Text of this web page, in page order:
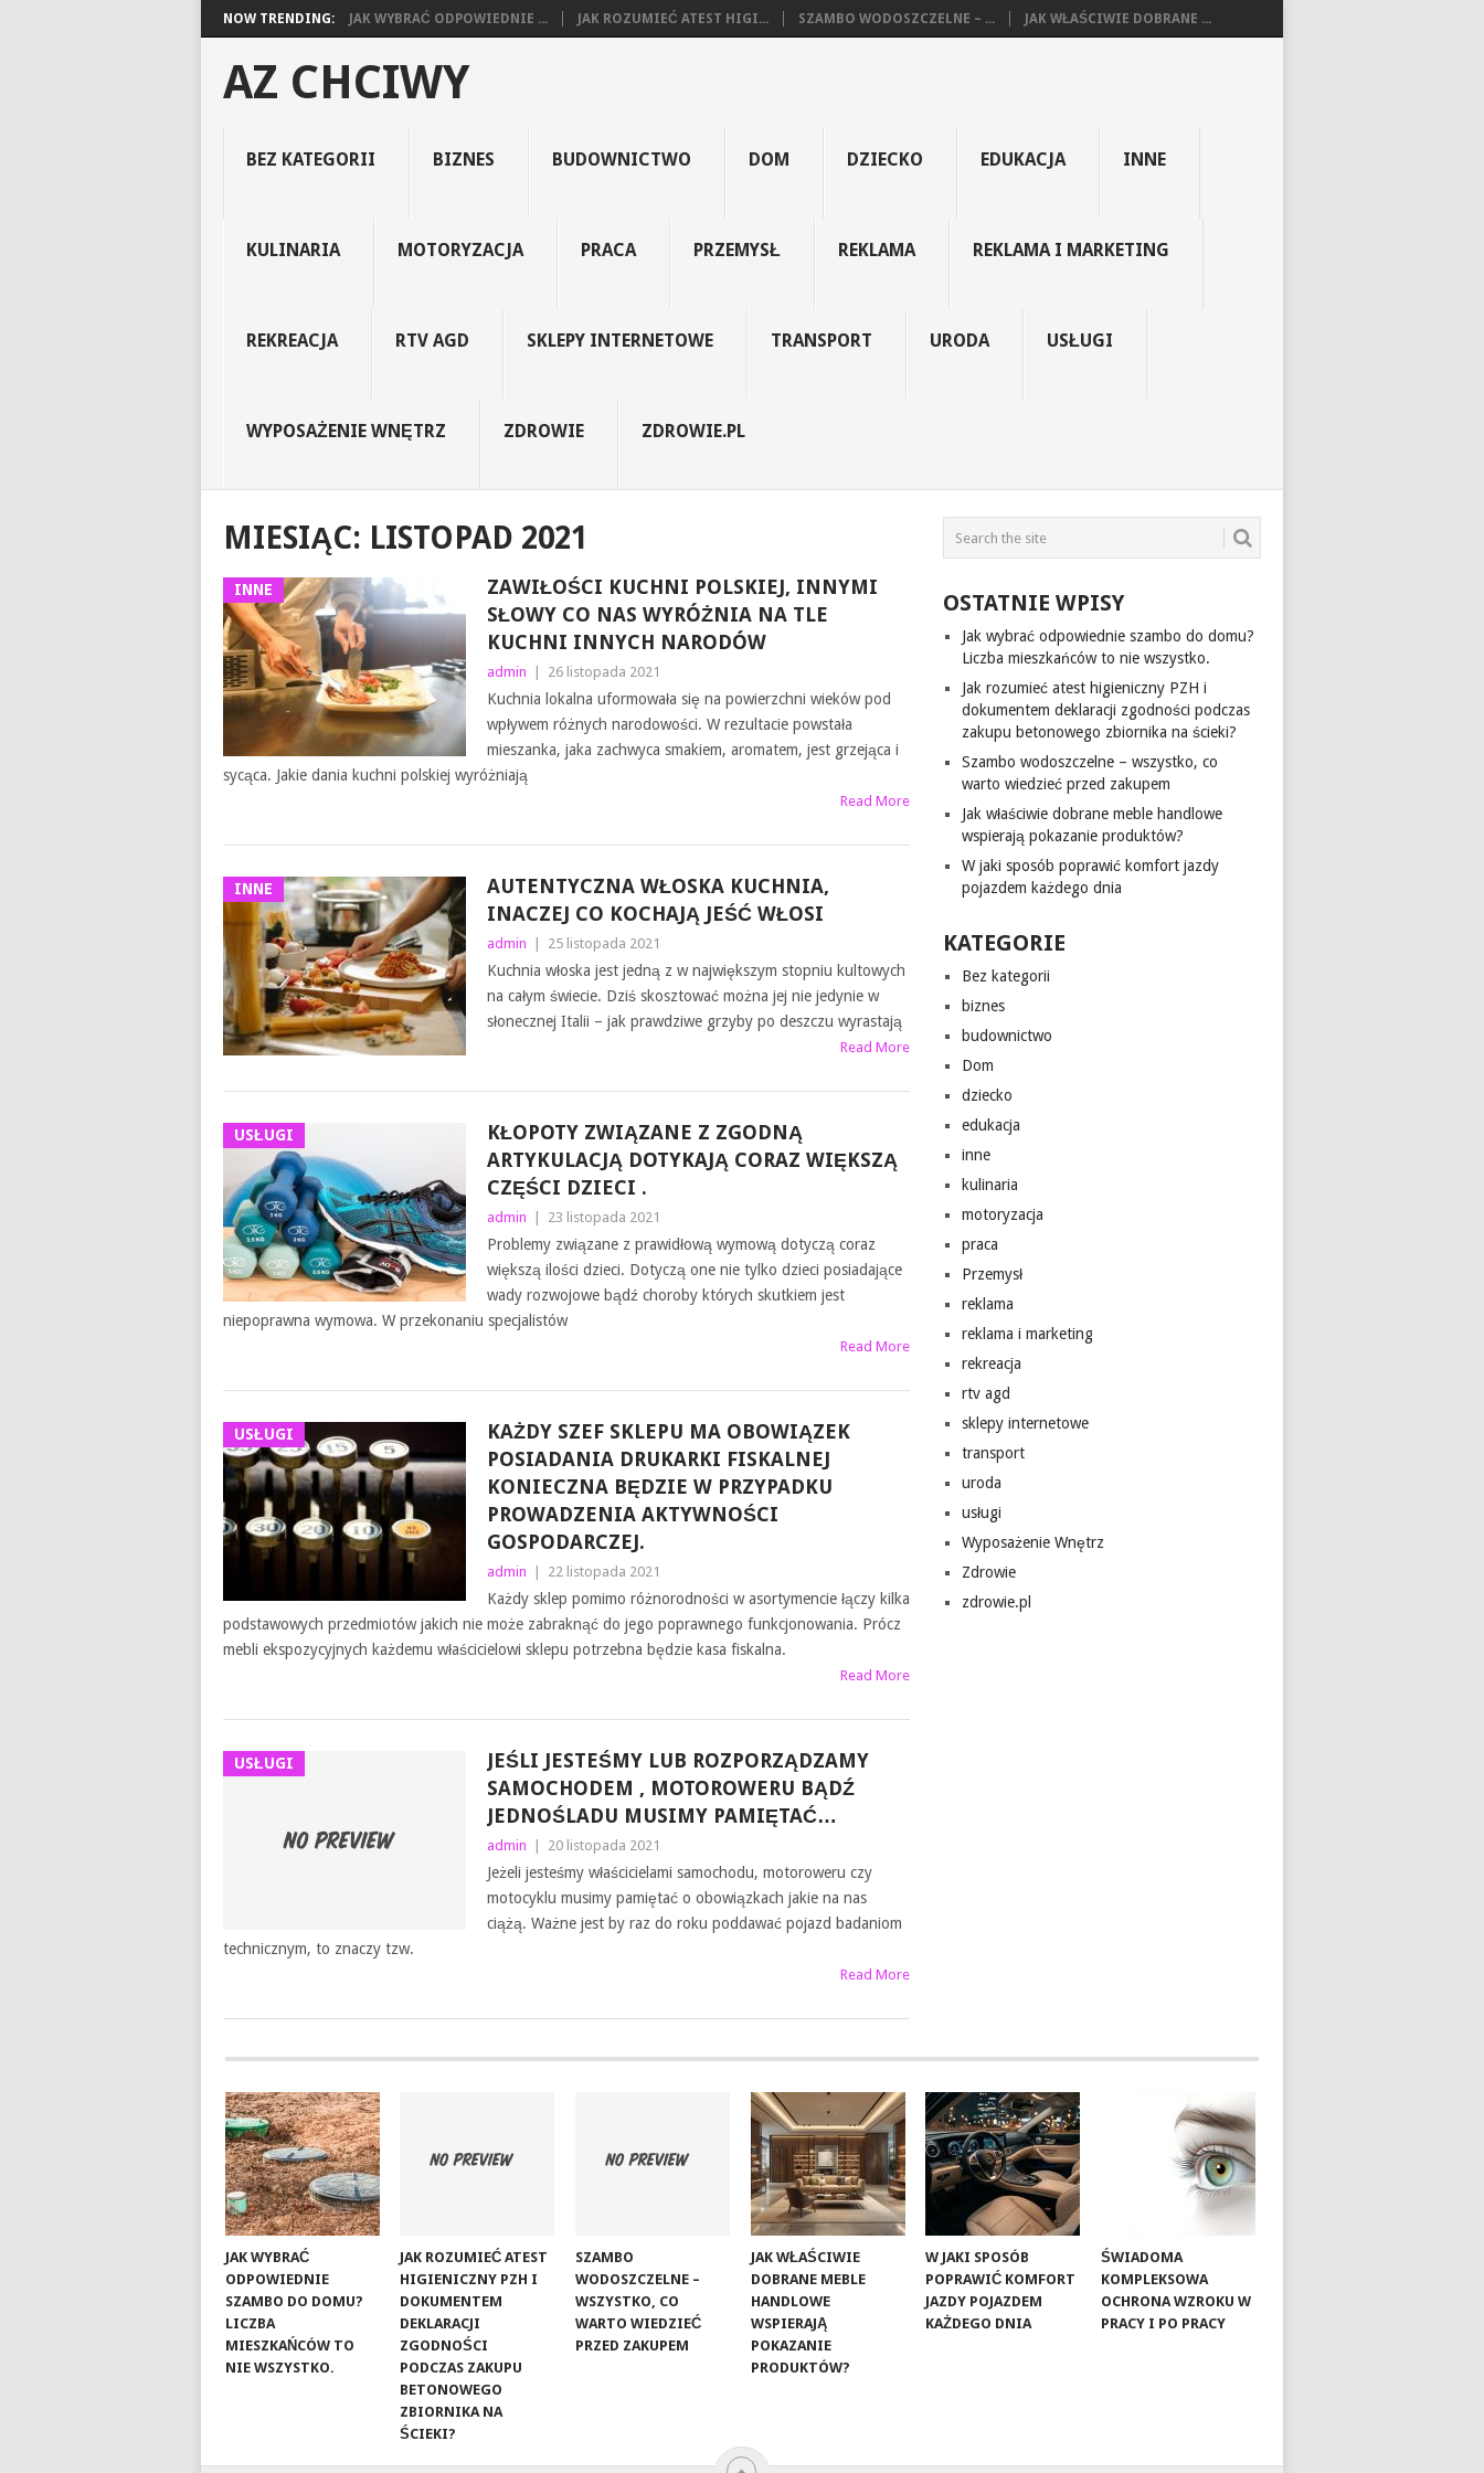
NOW TRENDING: JAK WYBRAĆ ODPOWIEDNIE ... JAK ROZUMIEĆ ATEST HIGI... SZAMBO WODOSZCZELNE – ... JAK WŁAŚCIWIE DOBRANE ...
AZ CHCIWY
BEZ KATEGORII BIZNES BUDOWNICTWO DOM DZIECKO EDUKACJA INNE
KULINARIA MOTORYZACJA PRACA PRZEMYSŁ REKLAMA REKLAMA I MARKETING
REKREACJA RTV AGD SKLEPY INTERNETOWE TRANSPORT URODA USŁUGI
WYPOSAŻENIE WNĘTRZ ZDROWIE ZDROWIE.PL
MIESIĄC: LISTOPAD 2021
INNE
ZAWIŁOŚCI KUCHNI POLSKIEJ, INNYMI
SŁOWY CO NAS WYRÓŻNIA NA TLE
KUCHNI INNYCH NARODÓW
admin 26 listopada 2021
Kuchnia lokalna uformowała się na powierzchni wieków pod
wpływem różnych narodowości. W rezultacie powstała
mieszanka, jaka zachwyca smakiem, aromatem, jest grzejąca i
sycąca. Jakie dania kuchni polskiej wyróżniają
Read More
INNE
AUTENTYCZNA WŁOSKA KUCHNIA,
INACZEJ CO KOCHAJĄ JEŚĆ WŁOSI
admin 25 listopada 2021
Kuchnia włoska jest jedną z w największym stopniu kultowych
na całym świecie. Dziś skosztować można jej nie jedynie w
słonecznej Italii – jak prawdziwe grzyby po deszczu wyrastają
Read More
USŁUGI
KŁOPOTY ZWIĄZANE Z ZGODNĄ
ARTYKULACJĄ DOTYKAJĄ CORAZ WIĘKSZĄ
CZĘŚCI DZIECI .
admin 23 listopada 2021
Problemy związane z prawidłową wymową dotyczą coraz
większą ilości dzieci. Dotyczą one nie tylko dzieci posiadające
wady rozwojowe bądź choroby których skutkiem jest
niepoprawna wymowa. W przekonaniu specjalistów
Read More
USŁUGI
KAŻDY SZEF SKLEPU MA OBOWIĄZEK
POSIADANIA DRUKARKI FISKALNEJ
KONIECZNA BĘDZIE W PRZYPADKU
PROWADZENIA AKTYWNOŚCI
GOSPODARCZEJ.
admin 22 listopada 2021
Każdy sklep pomimo różnorodności w asortymencie łączy kilka
podstawowych przedmiotów jakich nie może zabraknąć do jego poprawnego funkcjonowania. Prócz
mebli ekspozycyjnych każdemu właścicielowi sklepu potrzebna będzie kasa fiskalna.
Read More
USŁUGI
JEŚLI JESTEŚMY LUB ROZPORZĄDZAMY
SAMOCHODEM , MOTOROWERU BĄDŹ
JEDNOŚLADU MUSIMY PAMIĘTAĆ…
admin 20 listopada 2021
Jeżeli jesteśmy właścicielami samochodu, motoroweru czy
motocyklu musimy pamiętać o obowiązkach jakie na nas
ciążą. Ważne jest by raz do roku poddawać pojazd badaniom
technicznym, to znaczy tzw.
Read More
OSTATNIE WPISY
Jak wybrać odpowiednie szambo do domu?
Liczba mieszkańców to nie wszystko.
Jak rozumieć atest higieniczny PZH i
dokumentem deklaracji zgodności podczas
zakupu betonowego zbiornika na ścieki?
Szambo wodoszczelne – wszystko, co
warto wiedzieć przed zakupem
Jak właściwie dobrane meble handlowe
wspierają pokazanie produktów?
W jaki sposób poprawić komfort jazdy
pojazdem każdego dnia
KATEGORIE
Bez kategorii
biznes
budownictwo
Dom
dziecko
edukacja
inne
kulinaria
motoryzacja
praca
Przemysł
reklama
reklama i marketing
rekreacja
rtv agd
sklepy internetowe
transport
uroda
usługi
Wyposażenie Wnętrz
Zdrowie
zdrowie.pl
JAK WYBRAĆ
ODPOWIEDNIE
SZAMBO DO DOMU?
LICZBA
MIESZKAŃCÓW TO
NIE WSZYSTKO.
JAK ROZUMIEĆ ATEST
HIGIENICZNY PZH I
DOKUMENTEM
DEKLARACJI
ZGODNOŚCI
PODCZAS ZAKUPU
BETONOWEGO
ZBIORNIKA NA
ŚCIEKI?
SZAMBO
WODOSZCZELNE –
WSZYSTKO, CO
WARTO WIEDZIEĆ
PRZED ZAKUPEM
JAK WŁAŚCIWIE
DOBRANE MEBLE
HANDLOWE
WSPIERAJĄ
POKAZANIE
PRODUKTÓW?
W JAKI SPOSÓB
POPRAWIĆ KOMFORT
JAZDY POJAZDEM
KAŻDEGO DNIA
ŚWIADOMA
KOMPLEKSOWA
OCHRONA WZROKU W
PRACY I PO PRACY